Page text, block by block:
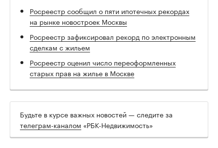
Росреестр сообщил о пяти ипотечных рекордах
на рынке новостроек Москвы
Росреестр зафиксировал рекорд по электронным
сделкам с жильем
Росреестр оценил число переоформленных
старых прав на жилье в Москве
Будьте в курсе важных новостей — следите за
телеграм-каналом «РБК-Недвижимость»